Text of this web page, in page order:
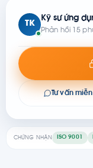
CHỨNG NHẬN ISO 9001
TK
Kỹ sư ứng
Phản hồi 15
Tư vấn